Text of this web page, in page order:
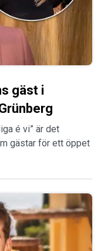
gäst i
é vi” är det
gästar för ett öppet